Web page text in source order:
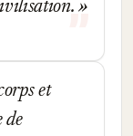
et
de